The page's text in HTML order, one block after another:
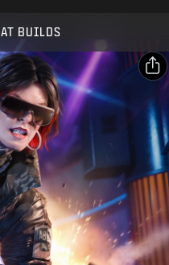
BUILDS
買
此遊戲內容。
分享
電子郵件
Facebook
複製連結